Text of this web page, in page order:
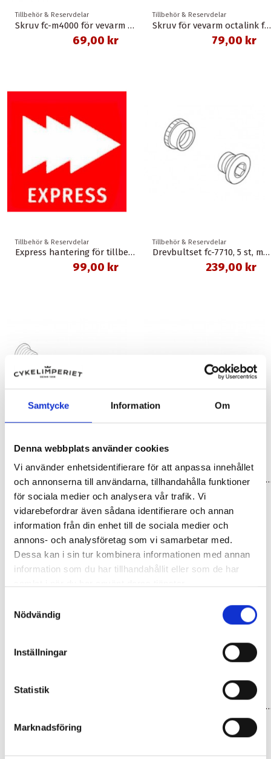
Samtycke Information Om
Denna webbplats använder cookies
Vi använder enhetsidentifierare för att anpassa innehållet
och annonserna till användarna, tillhandahålla funktioner
för sociala medier och analysera vår trafik. Vi
vidarebefordrar även sådana identifierare och annan
information från din enhet till de sociala medier och
annons- och analysföretag som vi samarbetar med.
Dessa kan i sin tur kombinera informationen med annan
information som du har tillhandahållit eller som de har
Nödvändig
Inställningar
Statistik
Marknadsföring
Tillbehör & Reservdelar
Skruv fc-m4000 för vevarm för octalink shimano
69,00 kr
Tillbehör & Reservdelar
Skruv för vevarm octalink fc-2400 shimano
79,00 kr
Tillbehör & Reservdelar
Express hantering för tillbehör
99,00 kr
Tillbehör & Reservdelar
Drevbultset fc-7710, 5 st, m8 x 6 mm
239,00 kr
Tillbehör & Reservdelar
Drevbultset fc-6703 inre drev, 5 st, m8 x 9,1 mm
289,00 kr
Tillbehör
Vevarmar par för steps utan drev
299,00 kr
Tillbehör & Reservdelar
399,00 kr
Tillbehör & Reservdelar
Kedjedrev 50-T FC-5703, 130
599,00 kr